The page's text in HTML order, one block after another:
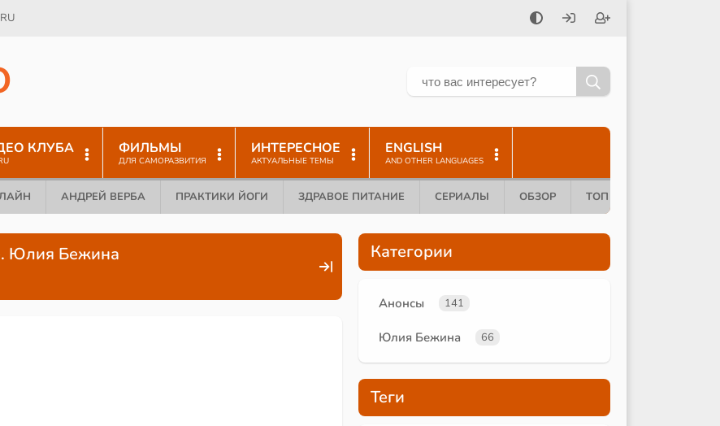
КЛУБА ФИЛЬМЫ
ДЛЯ САМОРАЗВИТИЯ
ИНТЕРЕСНОЕ
АКТУАЛЬНЫЕ ТЕМЫ
ENGLISH
AND OTHER LANGUAGES
АНДРЕЙ ВЕРБА ПРАКТИКИ ЙОГИ ЗДРАВОЕ ПИТАНИЕ СЕРИАЛЫ ОБЗОР ТОП 10
Юлия Бежина Категории
Анонсы 141
Юлия Бежина 66
Теги